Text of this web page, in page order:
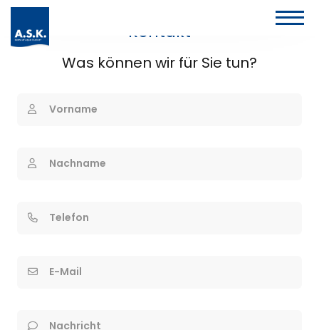
Kontakt
Was können wir für Sie tun?
Vorname
Nachname
Telefon
E-Mail
Nachricht